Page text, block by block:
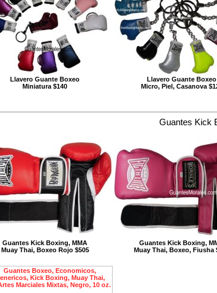
Llavero Guante Boxeo
Miniatura $140
Llavero Guante Boxeo
Micro, Piel, Casanova
Guantes Kick
Guantes Kick Boxing, MMA
Muay Thai, Boxeo Rojo $505
Guantes Kick Boxing,
Muay Thai, Boxeo, Fiusha